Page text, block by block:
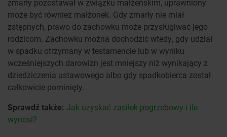
zmarły pozostawał w związku małżeńskim, uprawniony
może być również małżonek. Gdy zmarły nie miał
zstępnych, prawo do zachowku może przysługiwać jego
rodzicom. Zachowku można dochodzić wtedy, gdy udział
w spadku otrzymany w testamencie lub w wyniku
wcześniejszych darowizn jest mniejszy niż wynikający z
dziedziczenia ustawowego albo gdy spadkobierca został
całkowicie pominięty.
Sprawdź także: Jak uzyskać zasiłek pogrzebowy i ile
wynosi?